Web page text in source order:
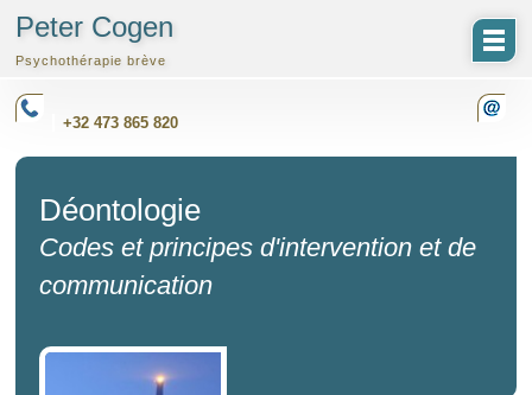
Peter Cogen
Psychothérapie brève
+32 473 865 820
Déontologie
Codes et principes d'intervention et de
communication